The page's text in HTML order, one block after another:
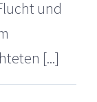
und
[...]